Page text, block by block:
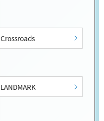
Crossroads
LANDMARK